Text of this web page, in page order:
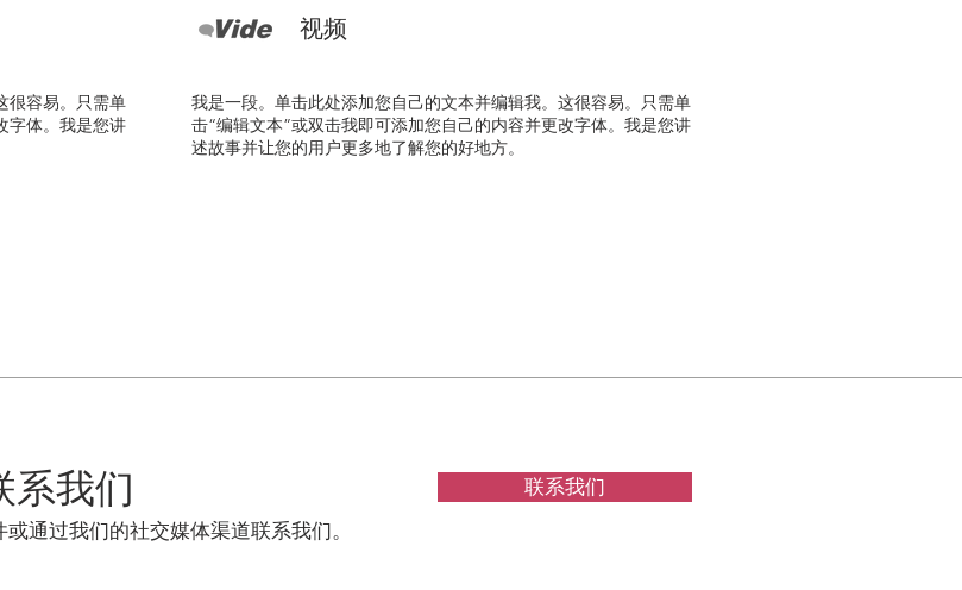
很容易。只需单
字体。我是您讲
视频
我是一段。单击此处添加您自己的文本并编辑我。这很容易。只需单
击“编辑文本”或双击我即可添加您自己的内容并更改字体。我是您讲
述故事并让您的用户更多地了解您的好地方。
系我们
通过我们的社交媒体渠道联系我们。
联系我们